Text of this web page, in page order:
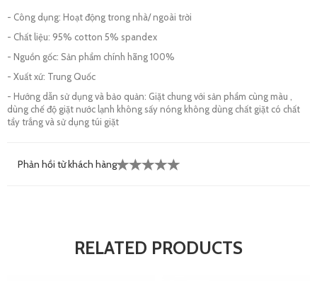
- Công dụng: Hoạt động trong nhà/ ngoài trời
- Chất liệu: 95% cotton 5% spandex
- Nguồn gốc: Sản phẩm chính hãng 100%
- Xuất xứ: Trung Quốc
- Hướng dẫn sử dụng và bảo quản: Giặt chung với sản phẩm cùng màu ,
dùng chế độ giặt nước lạnh không sấy nóng không dùng chất giặt có chất
tẩy trắng và sử dụng túi giặt
Phản hồi từ khách hàng
RELATED PRODUCTS